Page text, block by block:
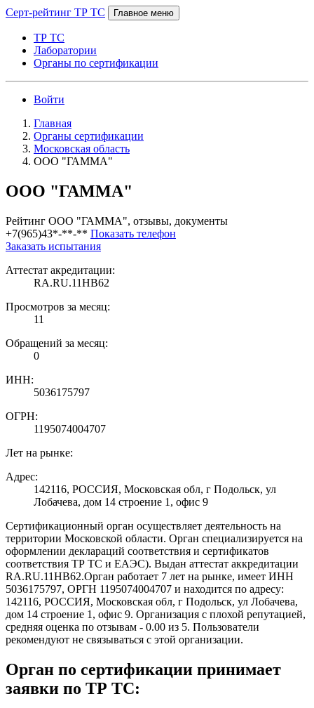
Серт-рейтинг ТР ТС Главное меню
ТР ТС
Лаборатории
Органы по сертификации
Войти
Главная
Органы сертификации
Московская область
ООО "ГАММА"
ООО "ГАММА"
Рейтинг ООО "ГАММА", отзывы, документы
+7(965)43*-**-** Показать телефон
Заказать испытания
Аттестат акредитации:
RA.RU.11НВ62
Просмотров за месяц:
11
Обращений за месяц:
0
ИНН:
5036175797
ОГРН:
1195074004707
Лет на рынке:
Адрес:
142116, РОССИЯ, Московская обл, г Подольск, ул
Лобачева, дом 14 строение 1, офис 9
Сертификационный орган осуществляет деятельность на
территории Московской области. Орган специализируется на
оформлении деклараций соответствия и сертификатов
соответствия ТР ТС и ЕАЭС). Выдан аттестат аккредитации
RA.RU.11НВ62.Орган работает 7 лет на рынке, имеет ИНН
5036175797, ОРГН 1195074004707 и находится по адресу:
142116, РОССИЯ, Московская обл, г Подольск, ул Лобачева,
дом 14 строение 1, офис 9. Организация с плохой репутацией,
средняя оценка по отзывам - 0.00 из 5. Пользователи
рекомендуют не связываться с этой организации.
Орган по сертификации принимает
заявки по ТР ТС: